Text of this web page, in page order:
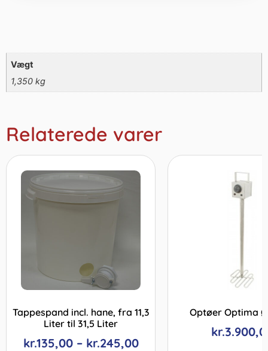
Vægt
1,350 kg
Relaterede varer
Tappespand incl. hane, fra 11,3
Liter til 31,5 Liter
kr.135,00 – kr.245,00
Optøer Optima
kr.